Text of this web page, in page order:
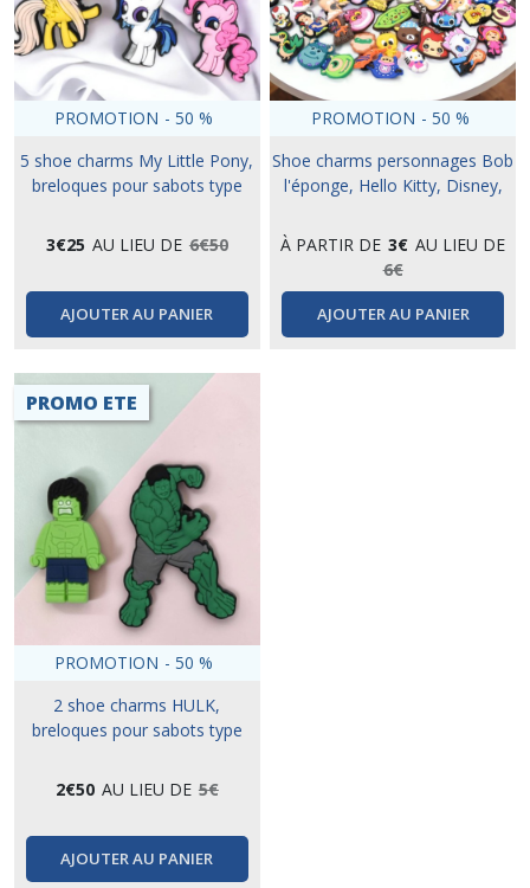
PROMOTION - 50 %
5 shoe charms My Little Pony,
breloques pour sabots type
3€25 AU LIEU DE 6€50
AJOUTER AU PANIER
PROMOTION - 50 %
Shoe charms personnages Bob
l'éponge, Hello Kitty, Disney,
crocs
À PARTIR DE 3€ AU LIEU DE
6€
AJOUTER AU PANIER
PROMO ETE
PROMOTION - 50 %
2 shoe charms HULK,
breloques pour sabots type
2€50 AU LIEU DE 5€
AJOUTER AU PANIER